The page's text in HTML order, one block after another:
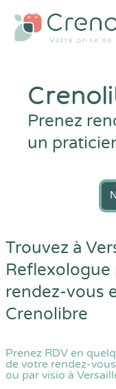
Prenez
un
Trouvez à
Reflexologue
rendez-vous
Crenolibre
Prenez RDV en
de votre rendez-
ou par visio à